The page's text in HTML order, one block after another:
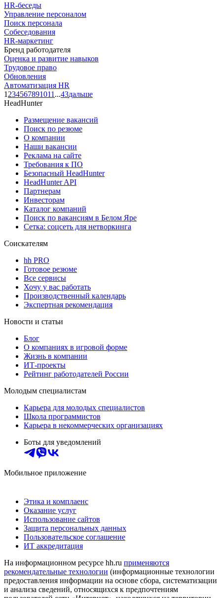
HR-беседы
Управление персоналом
Поиск персонала
Собеседования
HR-маркетинг
Бренд работодателя
Оценка и развитие навыков
Трудовое право
Обновления
Автоматизация HR
1 234567891011 ...43дальше
HeadHunter
Размещение вакансий
Поиск по резюме
О компании
Наши вакансии
Реклама на сайте
Требования к ПО
Безопасный HeadHunter
HeadHunter API
Партнерам
Инвесторам
Каталог компаний
Поиск по вакансиям в Белом Яре
Сетка: соцсеть для нетворкинга
Соискателям
hh PRO
Готовое резюме
Все сервисы
Хочу у вас работать
Производственный календарь
Экспертная рекомендация
Новости и статьи
Блог
О компаниях в игровой форме
Жизнь в компании
ИТ-проекты
Рейтинг работодателей России
Молодым специалистам
Карьера для молодых специалистов
Школа программистов
Карьера в некоммерческих организациях
Боты для уведомлений
Мобильное приложение
Этика и комплаенс
Оказание услуг
Использование сайтов
Защита персональных данных
Пользовательское соглашение
ИТ аккредитация
На информационном ресурсе hh.ru применяются
рекомендательные технологии (информационные технологии
предоставления информации на основе сбора, систематизации
и анализа сведений, относящихся к предпочтениям